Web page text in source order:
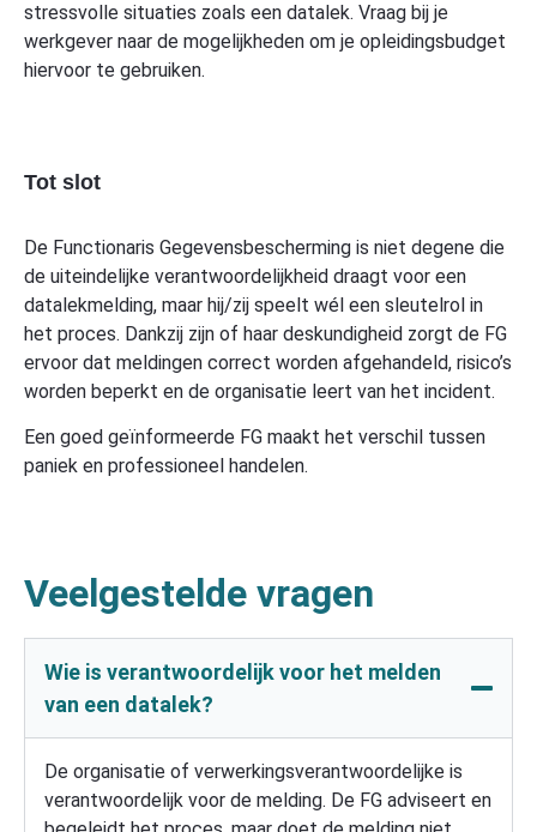
stressvolle situaties zoals een datalek. Vraag bij je
werkgever naar de mogelijkheden om je opleidingsbudget
hiervoor te gebruiken.
Tot slot
De Functionaris Gegevensbescherming is niet degene die
de uiteindelijke verantwoordelijkheid draagt voor een
datalekmelding, maar hij/zij speelt wél een sleutelrol in
het proces. Dankzij zijn of haar deskundigheid zorgt de FG
ervoor dat meldingen correct worden afgehandeld, risico’s
worden beperkt en de organisatie leert van het incident.
Een goed geïnformeerde FG maakt het verschil tussen
paniek en professioneel handelen.
Veelgestelde vragen
Wie is verantwoordelijk voor het melden
van een datalek?
De organisatie of verwerkingsverantwoordelijke is
verantwoordelijk voor de melding. De FG adviseert en